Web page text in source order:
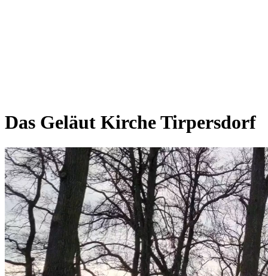
Das Geläut Kirche Tirpersdorf